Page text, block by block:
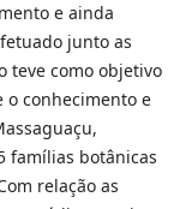
e ainda
junto as
teve como objetivo
o conhecimento e
famílias botânicas
relação as